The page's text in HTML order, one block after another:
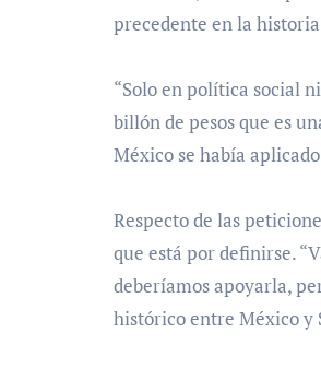
precedente en la
“Solo en política social
billón de pesos que es
México se había
Respecto de las
que está por definirse.
deberíamos apoyarla,
histórico entre México y